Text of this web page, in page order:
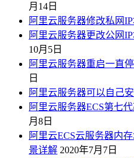
月14日
阿里云服务器修改私网
阿里云服务器更改公网
10月5日
阿里云服务器重启一直
日
阿里云服务器可以自己
阿里云服务器ECS第七
月8日
阿里云ECS云服务器内
景详解 2020年7月7日